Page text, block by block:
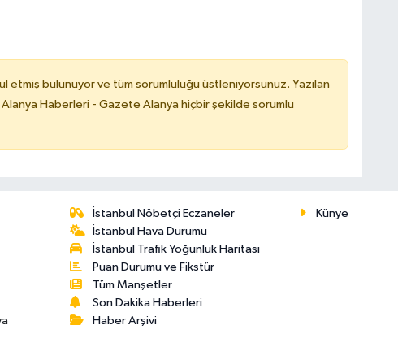
etmiş bulunuyor ve tüm sorumluluğu üstleniyorsunuz. Yazılan
Haberleri - Gazete Alanya hiçbir şekilde sorumlu
İstanbul Nöbetçi Eczaneler
İstanbul Hava Durumu
İstanbul Trafik Yoğunluk Haritası
Puan Durumu ve Fikstür
Tüm Manşetler
Son Dakika Haberleri
Haber Arşivi
Künye